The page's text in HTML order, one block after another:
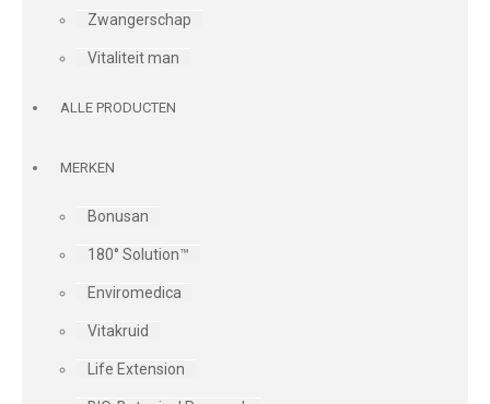
Zwangerschap
Vitaliteit man
ALLE PRODUCTEN
MERKEN
Bonusan
180° Solution™
Enviromedica
Vitakruid
Life Extension